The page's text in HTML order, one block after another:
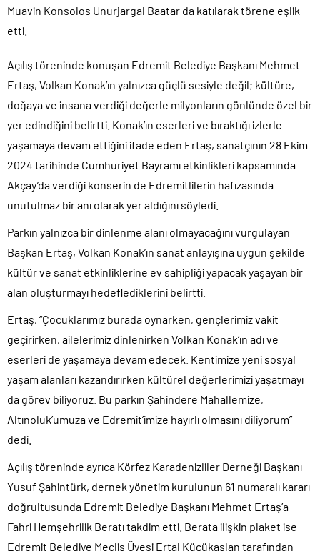
Muavin Konsolos Unurjargal Baatar da katılarak törene eşlik
etti.
Açılış töreninde konuşan Edremit Belediye Başkanı Mehmet
Ertaş, Volkan Konak’ın yalnızca güçlü sesiyle değil; kültüre,
doğaya ve insana verdiği değerle milyonların gönlünde özel bir
yer edindiğini belirtti. Konak’ın eserleri ve bıraktığı izlerle
yaşamaya devam ettiğini ifade eden Ertaş, sanatçının 28 Ekim
2024 tarihinde Cumhuriyet Bayramı etkinlikleri kapsamında
Akçay’da verdiği konserin de Edremitlilerin hafızasında
unutulmaz bir anı olarak yer aldığını söyledi.
Parkın yalnızca bir dinlenme alanı olmayacağını vurgulayan
Başkan Ertaş, Volkan Konak’ın sanat anlayışına uygun şekilde
kültür ve sanat etkinliklerine ev sahipliği yapacak yaşayan bir
alan oluşturmayı hedeflediklerini belirtti.
Ertaş, “Çocuklarımız burada oynarken, gençlerimiz vakit
geçirirken, ailelerimiz dinlenirken Volkan Konak’ın adı ve
eserleri de yaşamaya devam edecek. Kentimize yeni sosyal
yaşam alanları kazandırırken kültürel değerlerimizi yaşatmayı
da görev biliyoruz. Bu parkın Şahindere Mahallemize,
Altınoluk’umuza ve Edremit’imize hayırlı olmasını diliyorum”
dedi.
Açılış töreninde ayrıca Körfez Karadenizliler Derneği Başkanı
Yusuf Şahintürk, dernek yönetim kurulunun 61 numaralı kararı
doğrultusunda Edremit Belediye Başkanı Mehmet Ertaş’a
Fahri Hemşehrilik Beratı takdim etti. Berata ilişkin plaket ise
Edremit Belediye Meclis Üyesi Ertal Küçükaslan tarafından